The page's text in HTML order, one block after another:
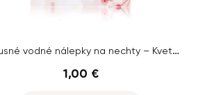
Luxusné vodné nálepky na nechty – Kvety – A850
1,00 €